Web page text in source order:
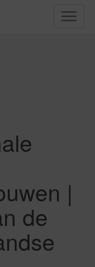
S
|
de